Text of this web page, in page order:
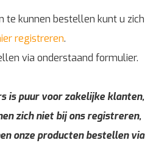
te kunnen bestellen kunt u zich
registreren.
via onderstaand formulier.
is puur voor zakelijke klanten,
zich niet bij ons registreren,
onze producten bestellen via